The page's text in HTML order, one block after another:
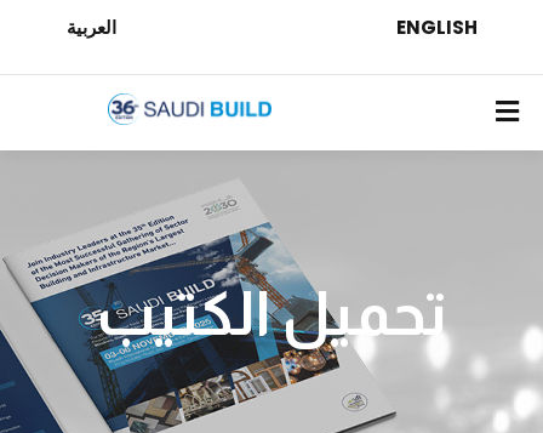
ENGLISH العربية
تحميل الكتيب